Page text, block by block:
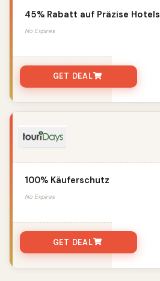
45% Rabatt auf Präzise Hotels
No Expires
GET DEAL
100% Käuferschutz
No Expires
GET DEAL